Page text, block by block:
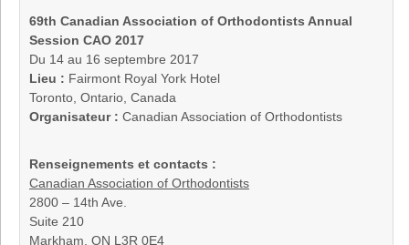
69th Canadian Association of Orthodontists Annual
Session CAO 2017
Du 14 au 16 septembre 2017
Lieu : Fairmont Royal York Hotel
Toronto, Ontario, Canada
Organisateur : Canadian Association of Orthodontists
Renseignements et contacts :
Canadian Association of Orthodontists
2800 – 14th Ave.
Suite 210
Markham, ON L3R 0E4